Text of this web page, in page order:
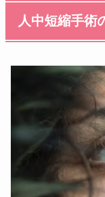
人中短縮手術